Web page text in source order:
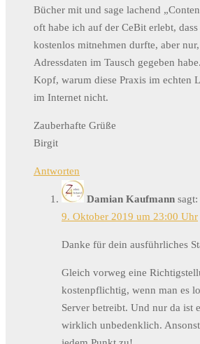
Bücher mit und sage lachend
oft habe ich auf der CeBit erlebt,
kostenlos mitnehmen durfte, aber
Adressdaten im Tausch gegeben
Kopf, warum diese Praxis im echten
im Internet nicht.
Zauberhafte Grüße
Birgit
Antworten
Damian Kaufmann sagt:
9. Oktober 2019 um 23:00 Uhr
Danke für dein ausführliches
Gleich vorweg eine
kostenpflichtig, wenn man es
Server betreibt. Und nur da ist
wirklich unbedenklich.